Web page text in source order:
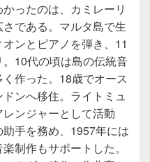
ったのは、カミレーリ
である。マルタ島で生
ンとピアノを弾き、11
10代の頃は島の伝統音
作った。18歳でオース
ンへ移住。ライトミュ
ンジャーとして活動
手を務め、1957年には
制作もサポートした。